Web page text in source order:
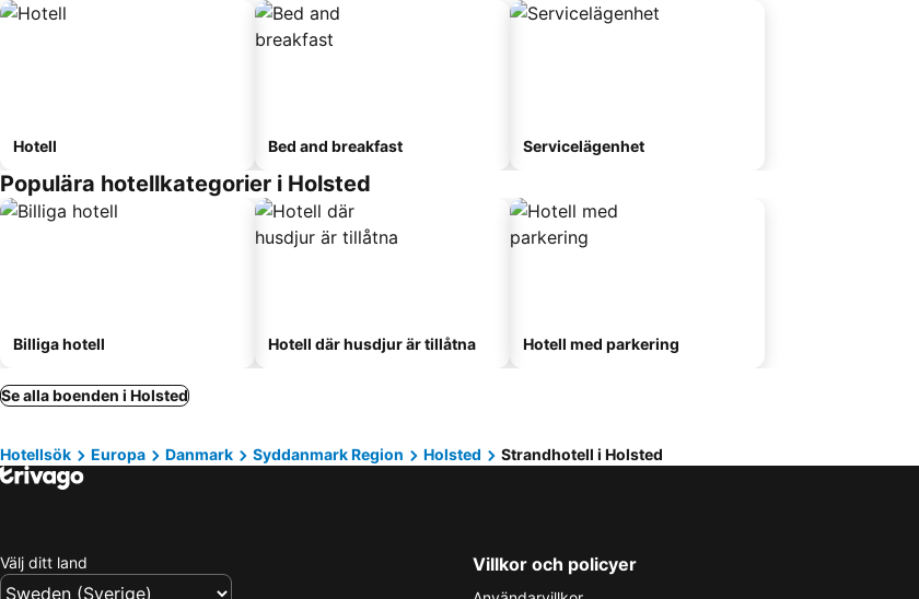
Hotell Bed and breakfast Servicelägenhet
Populära hotellkategorier i Holsted
Billiga hotell Hotell där husdjur är tillåtna Hotell med parkering
Se alla boenden i Holsted
Hotellsök Europa Danmark Syddanmark Region Holsted Strandhotell i Holsted
Välj ditt land Villkor och policyer